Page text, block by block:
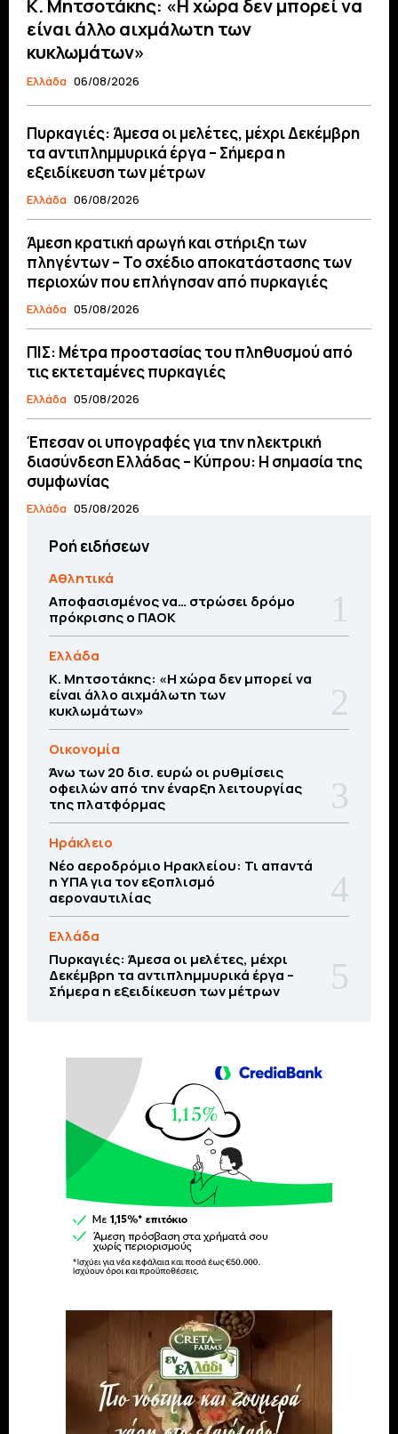
Κ. Μητσοτάκης: «Η χώρα δεν μπορεί να
είναι άλλο αιχμάλωτη των
κυκλωμάτων»
Ελλάδα 06/08/2026
Πυρκαγιές: Άμεσα οι μελέτες, μέχρι Δεκέμβρη
τα αντιπλημμυρικά έργα – Σήμερα η
εξειδίκευση των μέτρων
Ελλάδα 06/08/2026
Άμεση κρατική αρωγή και στήριξη των
πληγέντων – Το σχέδιο αποκατάστασης των
περιοχών που επλήγησαν από πυρκαγιές
Ελλάδα 05/08/2026
ΠΙΣ: Μέτρα προστασίας του πληθυσμού από
τις εκτεταμένες πυρκαγιές
Ελλάδα 05/08/2026
Έπεσαν οι υπογραφές για την ηλεκτρική
διασύνδεση Ελλάδας – Κύπρου: H σημασία της
συμφωνίας
Ελλάδα 05/08/2026
Ροή ειδήσεων
Αθλητικά
Αποφασισμένος να… στρώσει δρόμο
πρόκρισης ο ΠΑΟΚ
Ελλάδα
Κ. Μητσοτάκης: «Η χώρα δεν μπορεί να
είναι άλλο αιχμάλωτη των
κυκλωμάτων»
Οικονομία
Άνω των 20 δισ. ευρώ οι ρυθμίσεις
οφειλών από την έναρξη λειτουργίας
της πλατφόρμας
Ηράκλειο
Νέο αεροδρόμιο Ηρακλείου: Τι απαντά
η ΥΠΑ για τον εξοπλισμό
αεροναυτιλίας
Ελλάδα
Πυρκαγιές: Άμεσα οι μελέτες, μέχρι
Δεκέμβρη τα αντιπλημμυρικά έργα –
Σήμερα η εξειδίκευση των μέτρων